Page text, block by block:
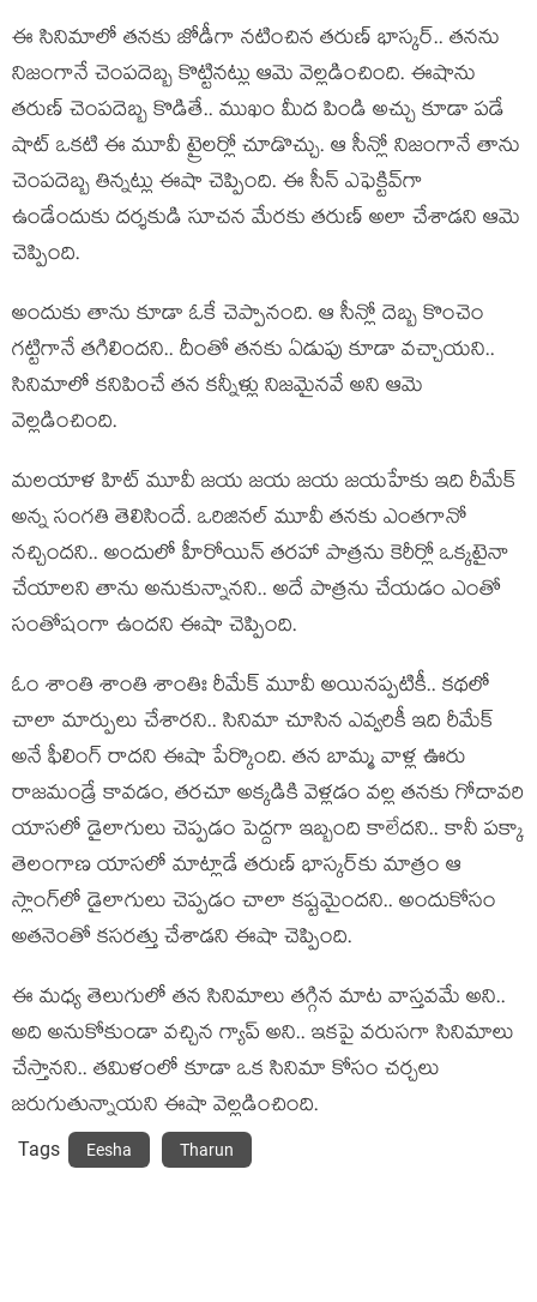
ఈ సినిమాలో త‌న‌కు జోడీగా న‌టించిన త‌రుణ్ భాస్క‌ర్.. త‌న‌ను
నిజంగానే చెంప‌దెబ్బ కొట్టిన‌ట్లు ఆమె వెల్ల‌డించింది. ఈషాను
త‌రుణ్ చెంపదెబ్బ కొడితే.. ముఖం మీద పిండి అచ్చు కూడా ప‌డే
షాట్ ఒక‌టి ఈ మూవీ ట్రైల‌ర్లో చూడొచ్చు. ఆ సీన్లో నిజంగానే తాను
చెంప‌దెబ్బ తిన్న‌ట్లు ఈషా చెప్పింది. ఈ సీన్ ఎఫెక్టివ్‌గా
ఉండేందుకు ద‌ర్శ‌కుడి సూచ‌న మేర‌కు త‌రుణ్ అలా చేశాడ‌ని ఆమె
చెప్పింది.
అందుకు తాను కూడా ఓకే చెప్పానంది. ఆ సీన్లో దెబ్బ కొంచెం
గ‌ట్టిగానే త‌గిలింద‌ని.. దీంతో త‌న‌కు ఏడుపు కూడా వ‌చ్చాయ‌ని..
సినిమాలో క‌నిపించే త‌న క‌న్నీళ్లు నిజ‌మైన‌వే అని ఆమె
వెల్ల‌డించింది.
మ‌ల‌యాళ హిట్ మూవీ జ‌య జ‌య జ‌య జ‌య‌హేకు ఇది రీమేక్
అన్న సంగ‌తి తెలిసిందే. ఒరిజిన‌ల్ మూవీ త‌న‌కు ఎంత‌గానో
న‌చ్చిందని.. అందులో హీరోయిన్ త‌ర‌హా పాత్ర‌ను కెరీర్లో ఒక్క‌టైనా
చేయాల‌ని తాను అనుకున్నాన‌ని.. అదే పాత్ర‌ను చేయ‌డం ఎంతో
సంతోషంగా ఉంద‌ని ఈషా చెప్పింది.
ఓం శాంతి శాంతి శాంతిః రీమేక్ మూవీ అయిన‌ప్ప‌టికీ.. క‌థ‌లో
చాలా మార్పులు చేశార‌ని.. సినిమా చూసిన ఎవ్వ‌రికీ ఇది రీమేక్
అనే ఫీలింగ్ రాద‌ని ఈషా పేర్కొంది. త‌న బామ్మ వాళ్ల ఊరు
రాజ‌మండ్రే కావ‌డం, త‌ర‌చూ అక్క‌డికి వెళ్ల‌డం వ‌ల్ల‌ త‌న‌కు గోదావ‌రి
యాస‌లో డైలాగులు చెప్ప‌డం పెద్ద‌గా ఇబ్బంది కాలేద‌ని.. కానీ ప‌క్కా
తెలంగాణ యాస‌లో మాట్లాడే త‌రుణ్ భాస్క‌ర్‌కు మాత్రం ఆ
స్లాంగ్‌లో డైలాగులు చెప్ప‌డం చాలా క‌ష్ట‌మైంద‌ని.. అందుకోసం
అత‌నెంతో క‌స‌ర‌త్తు చేశాడ‌ని ఈషా చెప్పింది.
ఈ మ‌ధ్య తెలుగులో త‌న సినిమాలు త‌గ్గిన మాట వాస్త‌వ‌మే అని..
అది అనుకోకుండా వ‌చ్చిన గ్యాప్ అని.. ఇక‌పై వ‌రుస‌గా సినిమాలు
చేస్తాన‌ని.. త‌మిళంలో కూడా ఒక సినిమా కోసం చ‌ర్చ‌లు
జ‌రుగుతున్నాయ‌ని ఈషా వెల్ల‌డించింది.
Tags Eesha Tharun